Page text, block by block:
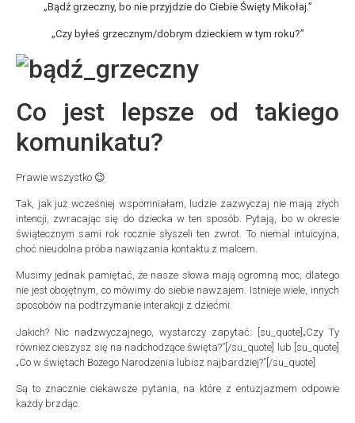
„Bądź grzeczny, bo nie przyjdzie do Ciebie Święty Mikołaj.”
„Czy byłeś grzecznym/dobrym dzieckiem w tym roku?”
Co jest lepsze od takiego
komunikatu?
Prawie wszystko 😉
Tak, jak już wcześniej wspomniałam, ludzie zazwyczaj nie mają złych
intencji, zwracając się do dziecka w ten sposób. Pytają, bo w okresie
świątecznym sami rok rocznie słyszeli ten zwrot. To niemal intuicyjna,
choć nieudolna próba nawiązania kontaktu z malcem.
Musimy jednak pamiętać, że nasze słowa mają ogromną moc, dlatego
nie jest obojętnym, co mówimy do siebie nawzajem. Istnieje wiele, innych
sposobów na podtrzymanie interakcji z dziećmi.
Jakich? Nic nadzwyczajnego, wystarczy zapytać: [su_quote]„Czy Ty
również cieszysz się na nadchodzące święta?”[/su_quote] lub [su_quote]
„Co w świętach Bożego Narodzenia lubisz najbardziej?”[/su_quote]
Są to znacznie ciekawsze pytania, na które z entuzjazmem odpowie
każdy brzdąc.